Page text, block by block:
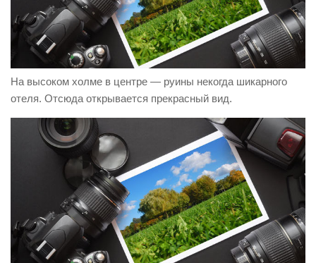
На высоком холме в центре — руины некогда шикарного
отеля. Отсюда открывается прекрасный вид.